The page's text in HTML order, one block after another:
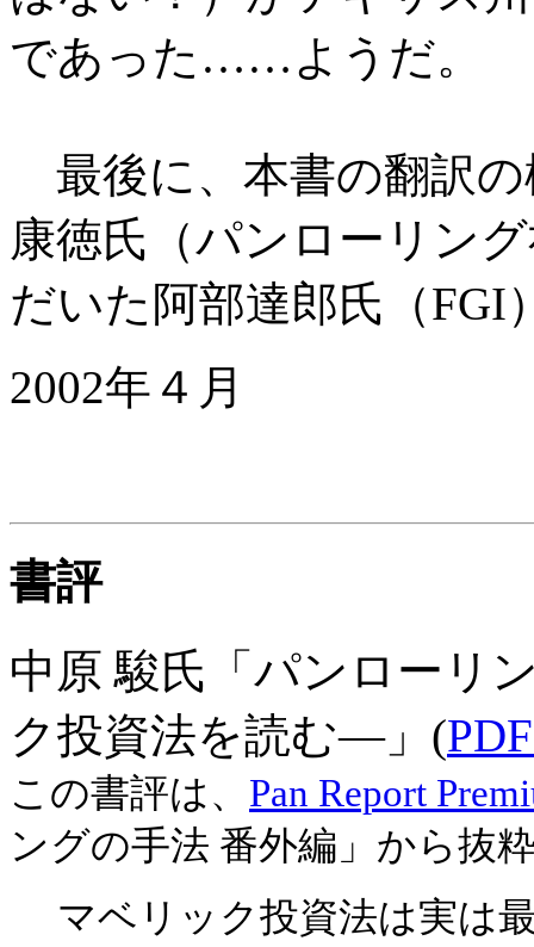
であった……ようだ。
最後に、本書の翻訳
康徳氏（パンローリン
だいた阿部達郎氏（FGI
2002年４月
書評
中原 駿氏「パンローリ
ク投資法を読む―」(
この書評は、 Pan Report
ングの手法 番外編」から抜
マベリック投資法は実は